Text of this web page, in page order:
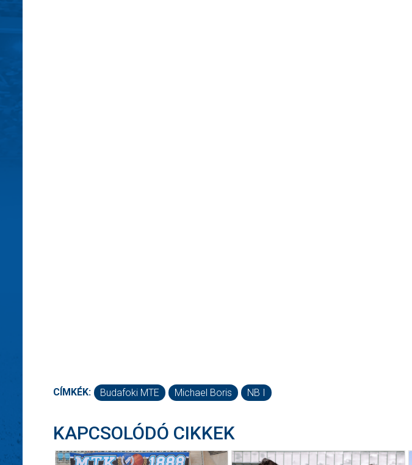
CÍMKÉK: Budafoki MTE Michael Boris NB I
KAPCSOLÓDÓ CIKKEK